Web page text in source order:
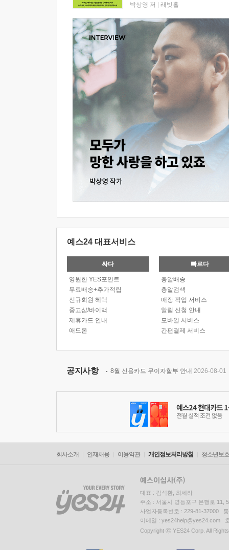
박상영 저 래빗홀
예스24 대표서비스
싸다
영원한 YES포인트
무료배송+추가적립
신규회원 혜택
중고샵/바이백
제휴카드 안내
애드온
빠르다
총알배송
총알검색
매장 픽업 서비스
알림 신청 안내
모바일 서비스
간편결제 서비스
공지사항 8월 신용카드 무이자할부 안내 2026-08-01
회사소개 인재채용 이용약관 개인정보처리방침 청소년보
대표 : 김석환, 최세라
주소 : 서울시 영등포구 은행로 11,
사업자등록번호 : 229-81-37000
이메일 : yes24help@yes24.com
Copyright ⓒ YES24 Corp. All